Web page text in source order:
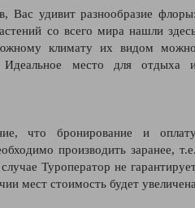
Вас удивит разнообразие
со всего мира нашли
климату их видом
Идеальное место для отдыха
что бронирование и
производить заранее,
Туроператор не
мест стоимость будет